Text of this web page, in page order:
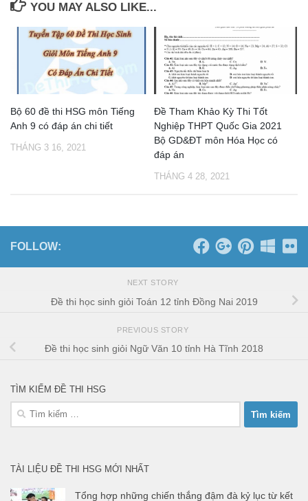
YOU MAY ALSO LIKE...
Bộ 60 đề thi HSG môn Tiếng
Anh 9 có đáp án chi tiết
THÁNG 3 16, 2021
Đề Tham Khảo Kỳ Thi Tốt
Nghiệp THPT Quốc Gia 2021
Bộ GD&ĐT môn Hóa Học có
đáp án
THÁNG 4 28, 2021
FOLLOW:
NEXT STORY
Đề thi học sinh giỏi Toán 12 tỉnh Đồng Nai 2019
PREVIOUS STORY
Đề thi học sinh giỏi Ngữ Văn 10 tỉnh Hà Tĩnh 2018
TÌM KIẾM ĐỀ THI HSG
Tìm
TÀI LIỆU ĐỀ THI HSG MỚI NHẤT
Tổng hợp những chiến thắng đậm đà kỷ lục từ kết